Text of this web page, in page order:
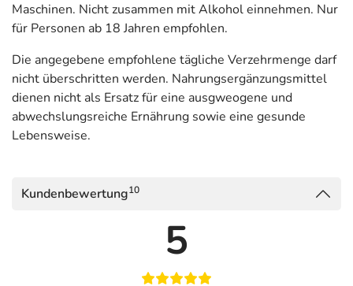
Maschinen. Nicht zusammen mit Alkohol einnehmen. Nur
für Personen ab 18 Jahren empfohlen.
Die angegebene empfohlene tägliche Verzehrmenge darf
nicht überschritten werden. Nahrungsergänzungsmittel
dienen nicht als Ersatz für eine ausgweogene und
abwechslungsreiche Ernährung sowie eine gesunde
Lebensweise.
Kundenbewertung10
5